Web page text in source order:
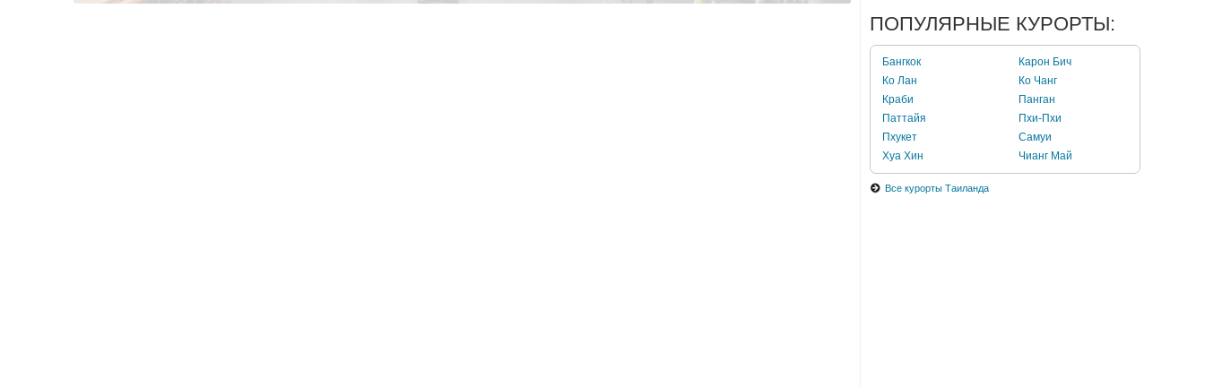
ПОПУЛЯРНЫЕ КУРОРТЫ:
Бангкок
Карон Бич
Ко Лан
Ко Чанг
Краби
Панган
Паттайя
Пхи-Пхи
Пхукет
Самуи
Хуа Хин
Чианг Май
Все курорты Таиланда